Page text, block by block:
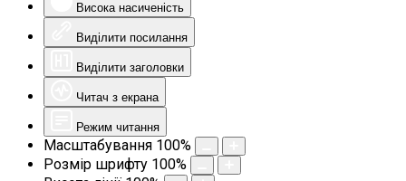
Висока насиченість
Виділити посилання
Виділити заголовки
Читач з екрана
Режим читання
Масштабування 100%
Розмір шрифту 100%